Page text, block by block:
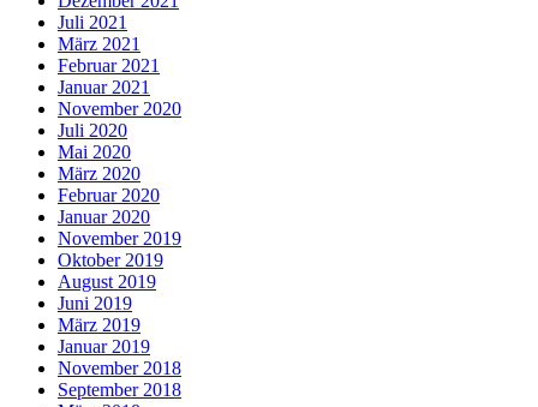
Juli 2021
März 2021
Februar 2021
Januar 2021
November 2020
Juli 2020
Mai 2020
März 2020
Februar 2020
Januar 2020
November 2019
Oktober 2019
August 2019
Juni 2019
März 2019
Januar 2019
November 2018
September 2018